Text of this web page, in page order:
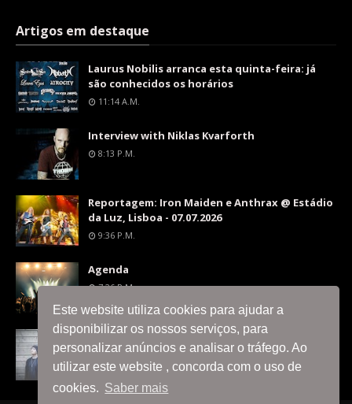
Este website utiliza cookies para ajudar a
disponibilizar os nossos serviços, para
personalizar anúncios e analisar o tráfego. Ao
utilizar este website , concorda com o uso de
cookies. Saber mais
Artigos em destaque
Laurus Nobilis arranca esta quinta-feira: já
são conhecidos os horários
11:14 A.m.
Interview with Niklas Kvarforth
8:13 P.m.
Reportagem: Iron Maiden e Anthrax @ Estádio
da Luz, Lisboa - 07.07.2026
9:36 P.m.
Agenda
7:26 P.m.
Interview with Silent Skies
8:06 P.m.